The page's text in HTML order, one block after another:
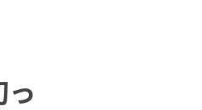
ウェブサイトに移動します
ヤモンドコート